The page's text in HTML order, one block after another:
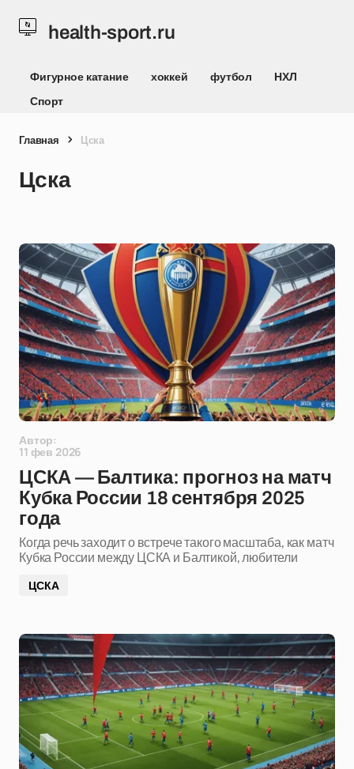
health-sport.ru
Фигурное катание хоккей футбол
НХЛ
Спорт
Главная Цска
Цска
Автор:
11 фев 2026
ЦСКА — Балтика: прогноз на матч
Кубка России 18 сентября 2025
года
Когда речь заходит о встрече такого масштаба, как матч
Кубка России между ЦСКА и Балтикой, любители
ЦСКА